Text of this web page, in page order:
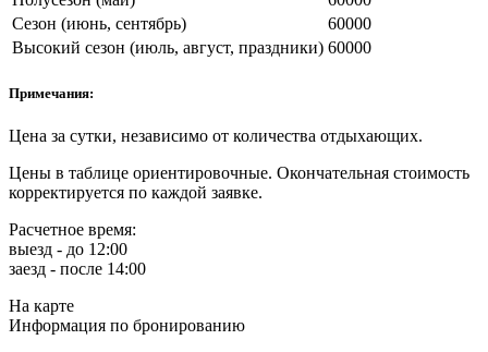
Сезон (июнь, сентябрь)
60000
Высокий сезон (июль, август, праздники) 60000
Примечания:
Цена за сутки, независимо от количества отдыхающих.
Цены в таблице ориентировочные. Окончательная стоимость
корректируется по каждой заявке.
Расчетное время:
выезд - до 12:00
заезд - после 14:00
На карте
Информация по бронированию